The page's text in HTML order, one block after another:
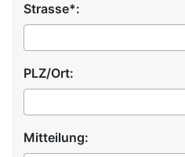
Strasse*:
PLZ/Ort:
Mitteilung: